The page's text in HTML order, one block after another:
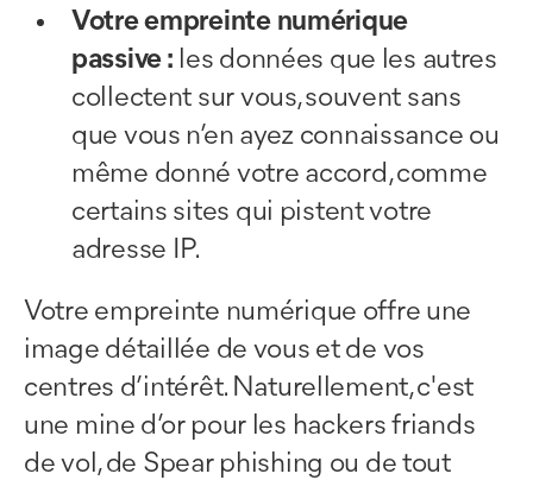
Votre empreinte numérique
passive : les données que les autres
collectent sur vous, souvent sans
que vous n’en ayez connaissance ou
même donné votre accord, comme
certains sites qui pistent votre
adresse IP.
Votre empreinte numérique offre une
image détaillée de vous et de vos
centres d’intérêt. Naturellement, c'est
une mine d’or pour les hackers friands
de vol, de Spear phishing ou de tout